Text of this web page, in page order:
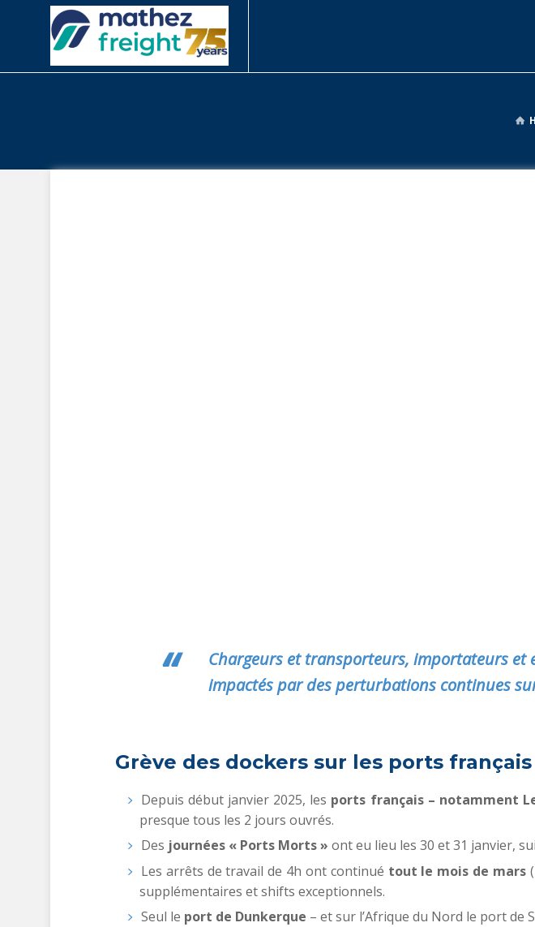
Chargeurs et transporteurs, importateurs et
impactés par des perturbations continues
Grève des dockers sur les ports
Depuis début janvier 2025, les ports français – notamment
presque tous les 2 jours ouvrés.
Des journées « Ports Morts » ont eu lieu les 30 et 31 janvier,
Les arrêts de travail de 4h ont continué tout le mois de mars
supplémentaires et shifts exceptionnels.
Seul le port de Dunkerque – et sur l’Afrique du Nord le port de